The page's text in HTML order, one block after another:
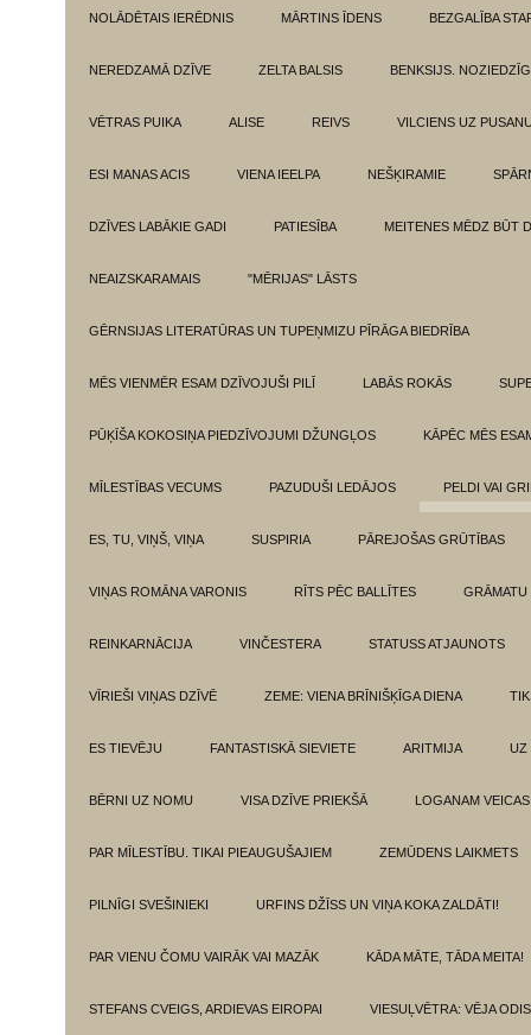
NOLĀDĒTAIS IERĒDNIS MĀRTINS ĪDENS BEZGALĪBA
NEREDZAMĀ DZĪVE ZELTA BALSIS BENKSIJS.
VĒTRAS PUIKA ALISE REIVS VILCIENS UZ
ESI MANAS ACIS VIENA IEELPA NEŠĶIRAMIE
DZĪVES LABĀKIE GADI PATIESĪBA MEITENES MĒDZ BŪT
NEAIZSKARAMAIS "MĒRIJAS" LĀSTS
GĒRNSIJAS LITERATŪRAS UN TUPEŅMIZU PĪRĀGA BIEDRĪBA
MĒS VIENMĒR ESAM DZĪVOJUŠI PILĪ LABĀS ROKĀS
PŪĶĪŠA KOKOSIŅA PIEDZĪVOJUMI DŽUNGĻOS KĀPĒC MĒS
MĪLESTĪBAS VECUMS PAZUDUŠI LEDĀJOS PELDI VAI
ES, TU, VIŅŠ, VIŅA SUSPIRIA PĀREJOŠAS GRŪTĪBAS
VIŅAS ROMĀNA VARONIS RĪTS PĒC BALLĪTES GRĀMATU
REINKARNĀCIJA VINČESTERA STATUSS ATJAUNOTS
VĪRIEŠI VIŅAS DZĪVĒ ZEME: VIENA BRĪNIŠĶĪGA DIENA
ES TIEVĒJU FANTASTISKĀ SIEVIETE ARITMIJA UZ
BĒRNI UZ NOMU VISA DZĪVE PRIEKŠĀ LOGANAM VEICAS
PAR MĪLESTĪBU. TIKAI PIEAUGUŠAJIEM ZEMŪDENS LAIKMETS
PILNĪGI SVEŠINIEKI URFINS DŽĪSS UN VIŅA KOKA ZALDĀTI!
PAR VIENU ČOMU VAIRĀK VAI MAZĀK KĀDA MĀTE, TĀDA MEITA!
STEFANS CVEIGS, ARDIEVAS EIROPAI VIESUĻVĒTRA: VĒJA